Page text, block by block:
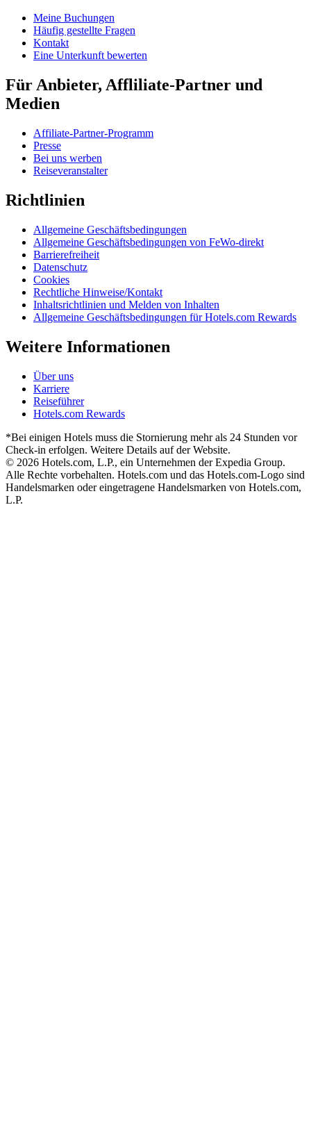
Meine Buchungen
Häufig gestellte Fragen
Kontakt
Eine Unterkunft bewerten
Für Anbieter, Affliliate-Partner und
Medien
Affiliate-Partner-Programm
Presse
Bei uns werben
Reiseveranstalter
Richtlinien
Allgemeine Geschäftsbedingungen
Allgemeine Geschäftsbedingungen von FeWo-direkt
Barrierefreiheit
Datenschutz
Cookies
Rechtliche Hinweise/Kontakt
Inhaltsrichtlinien und Melden von Inhalten
Allgemeine Geschäftsbedingungen für Hotels.com Rewards
Weitere Informationen
Über uns
Karriere
Reiseführer
Hotels.com Rewards
*Bei einigen Hotels muss die Stornierung mehr als 24 Stunden vor
Check-in erfolgen. Weitere Details auf der Website.
© 2026 Hotels.com, L.P., ein Unternehmen der Expedia Group.
Alle Rechte vorbehalten. Hotels.com und das Hotels.com-Logo sind
Handelsmarken oder eingetragene Handelsmarken von Hotels.com,
L.P.